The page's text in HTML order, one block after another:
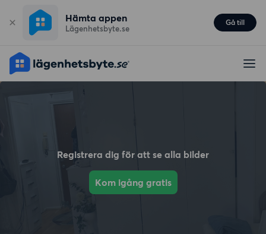
Hämta appen
Lägenhetsbyte.se
Gå till
Registrera dig för att se alla bilder
Kom igång gratis